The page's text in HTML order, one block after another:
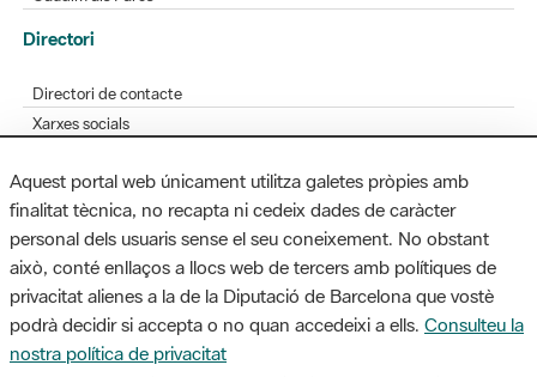
Directori
Directori de contacte
Xarxes socials
Bústia de suggeriments
Opineu sobre els parcs
MAPA WEB AVÍS LEGAL ACCESSIBILITAT
Aquest portal web únicament utilitza galetes pròpies amb
finalitat tècnica, no recapta ni cedeix dades de caràcter
personal dels usuaris sense el seu coneixement. No obstant
això, conté enllaços a llocs web de tercers amb polítiques de
privacitat alienes a la de la Diputació de Barcelona que vostè
podrà decidir si accepta o no quan accedeixi a ells. Consulteu la
nostra política de privacitat